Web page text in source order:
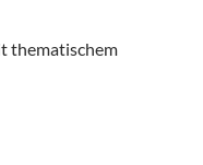
thematischem